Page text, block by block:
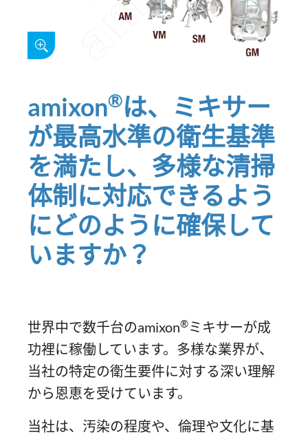
amixon®は、ミキサー
が最高水準の衛生基準
を満たし、多様な清掃
体制に対応できるよう
にどのように確保して
いますか？
世界中で数千台のamixon®ミキサーが成
功裡に稼働しています。多様な業界が、
当社の特定の衛生要件に対する深い理解
から恩恵を受けています。
当社は、汚染の程度や、倫理や文化に基